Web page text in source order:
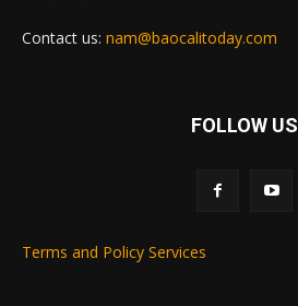
Contact us: nam@baocalitoday.com
FOLLOW US
Terms and Policy Services